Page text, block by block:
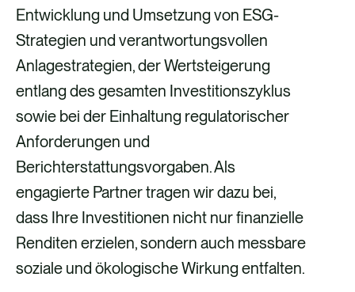
Entwicklung und Umsetzung von ESG-
Strategien und verantwortungsvollen
Anlagestrategien, der Wertsteigerung
entlang des gesamten Investitionszyklus
sowie bei der Einhaltung regulatorischer
Anforderungen und
Berichterstattungsvorgaben. Als
engagierte Partner tragen wir dazu bei,
dass Ihre Investitionen nicht nur finanzielle
Renditen erzielen, sondern auch messbare
soziale und ökologische Wirkung entfalten.